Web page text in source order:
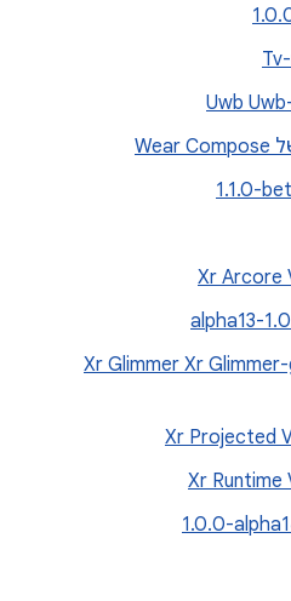
Uwb
Xr Arcore
Xr Glimmer Xr
Xr Projected
Xr Runtime